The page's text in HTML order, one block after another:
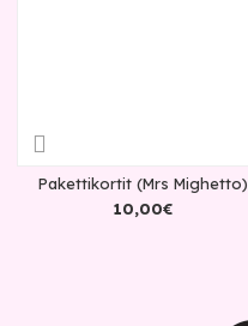
Pakettikortit (Mrs Mighetto)
10,00€